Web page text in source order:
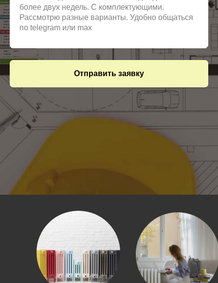
Отправить заявку